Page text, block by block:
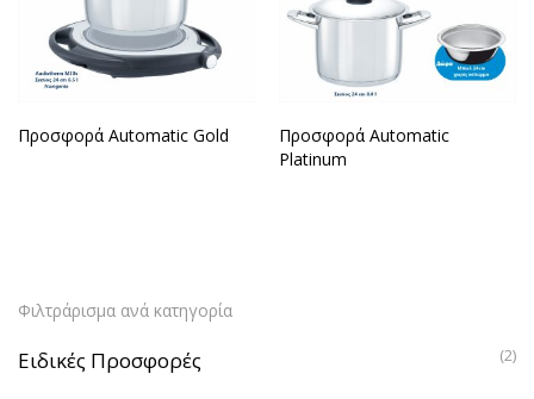
Προσφορά Automatic Gold
Προσφορά Automatic
Platinum
Φιλτράρισμα ανά κατηγορία
Ειδικές Προσφορές (2)